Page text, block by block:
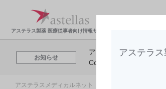
アステラス製薬 医療従事者向け情報サイト
お知らせ
アステラスメディカル
Cookieを利用してアク
アステラスメディカルネット トップ
アステラ